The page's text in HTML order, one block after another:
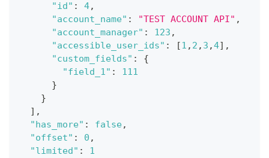
"id" : 4,
"account_name" : "TEST ACCOUNT API" ,
"account_manager" : 123 ,
"accessible_user_ids" : [1 , 2 , 3 ,4] ,
"custom_fields" :
{
"field_1" :
111
}
}
] ,
"has_more" : false,
"offset" : 0 ,
"limited" :
1